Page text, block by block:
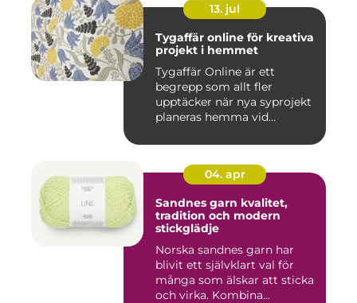
13. jul
Tygaffär online för kreativa
projekt i hemmet
Tygaffär Online är ett
begrepp som allt fler
upptäcker när nya syprojekt
planeras hemma vid
04. apr
Sandnes garn kvalitet,
tradition och modern
stickglädje
Norska sandnes garn har
blivit ett självklart val för
många som älskar att sticka
och virka. Kombina...